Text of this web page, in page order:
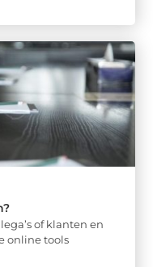
of klanten en
online tools